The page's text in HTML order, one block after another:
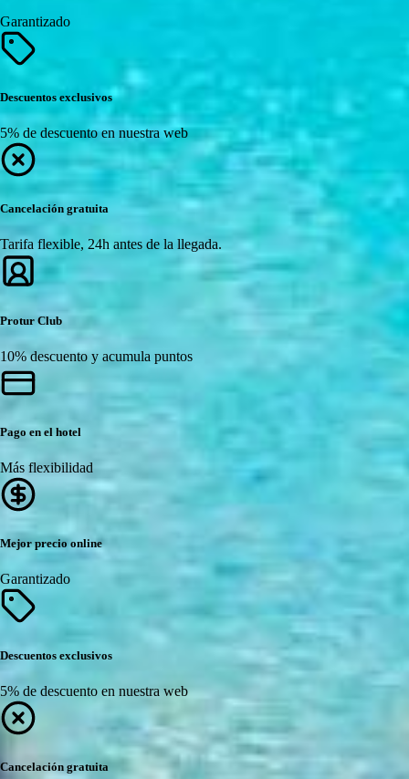
Garantizado
Descuentos exclusivos
5% de descuento en nuestra web
Cancelación gratuita
Tarifa flexible, 24h antes de la llegada.
Protur Club
10% descuento y acumula puntos
Pago en el hotel
Más flexibilidad
Mejor precio online
Garantizado
Descuentos exclusivos
5% de descuento en nuestra web
Cancelación gratuita